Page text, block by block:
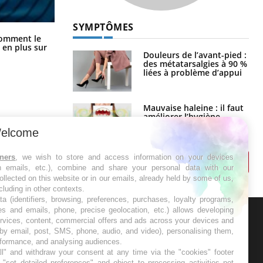
le
plus sur
Cancer colorectal : une stratégie
Pays basque des métatarsalgies à 90 %
liées à problème d’appui
améliorer l’hygiène
bucco-dentaire
les semaines les meilleures
, we wish to store and access information on your devices
emails, etc.), combine and share your personal data with our
on this website or in our emails, already held by some of us,
in other contexts.
(identifiers, browsing, preferences, purchases, loyalty programs,
and emails, phone, precise geolocation, etc.) allows developing
content, commercial offers and ads across your devices and
email, post, SMS, phone, audio, and video), personalising them,
and analysing audiences.
and withdraw your consent at any time via the "cookies" footer